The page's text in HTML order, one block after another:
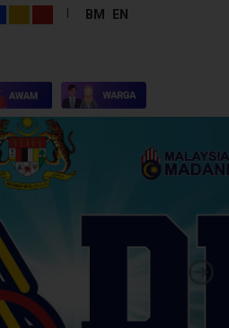
| BM
EN